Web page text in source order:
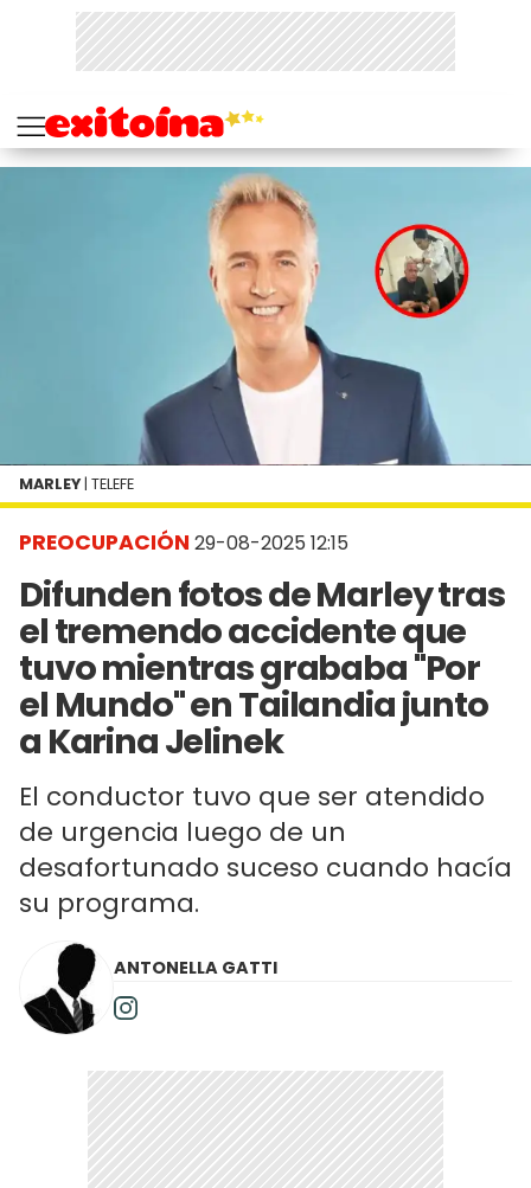
PREOCUPACIÓN 29-08-2025 12:15
Difunden fotos de Marley tras
el tremendo accidente que
tuvo mientras grababa "Por
el Mundo" en Tailandia junto
a Karina Jelinek
El conductor tuvo que ser atendido
de urgencia luego de un
desafortunado suceso cuando hacía
su programa.
MARLEY| TELEFE
ANTONELLA GATTI